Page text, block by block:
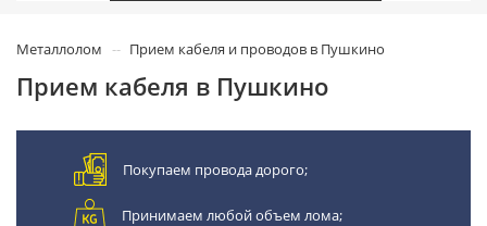
Металлолом Прием кабеля и проводов в Пушкино
Прием кабеля в Пушкино
Покупаем провода дорого;
Принимаем любой объем лома;